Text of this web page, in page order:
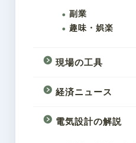
副業
趣味・娯楽
現場の工具
経済ニュース
電気設計の解説